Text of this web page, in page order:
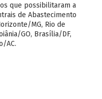
que possibilitaram a
de Abastecimento
MG, Rio de
GO, Brasília/DF,
AC.